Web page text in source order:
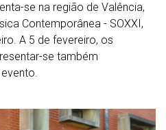
se na região de Valência,
Contemporânea - SOXXI,
A 5 de fevereiro, os
se também